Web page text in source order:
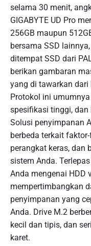
selama 30 menit,
GIGABYTE UD Pro
256GB maupun
bersama SSD
ditempat SSD dari
berikan gambaran
yang di tawarkan dari
Protokol ini
spesifikasi tinggi,
Solusi penyimpanan
berbeda terkait
perangkat keras, dan
sistem Anda.
Anda mengenai HDD
mempertimbangkan
penyimpanan yang
Anda. Drive M.2
kecil dan tipis, dan
karet.